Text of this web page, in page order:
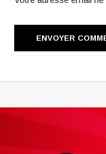
ENVOYER